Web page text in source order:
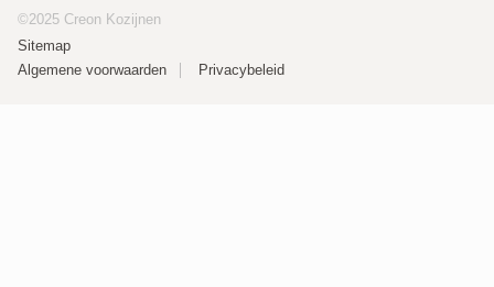
©2025 Creon Kozijnen
Sitemap
Algemene voorwaarden
Privacybeleid